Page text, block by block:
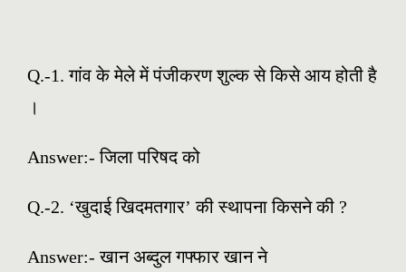
Q.-1. गांव के मेले में पंजीकरण शुल्क से किसे आय होती है
।
Answer:- जिला परिषद को
Q.-2. ‘खुदाई खिदमतगार’ की स्थापना किसने की ?
Answer:-खान अब्दुल गफ्फार खान ने